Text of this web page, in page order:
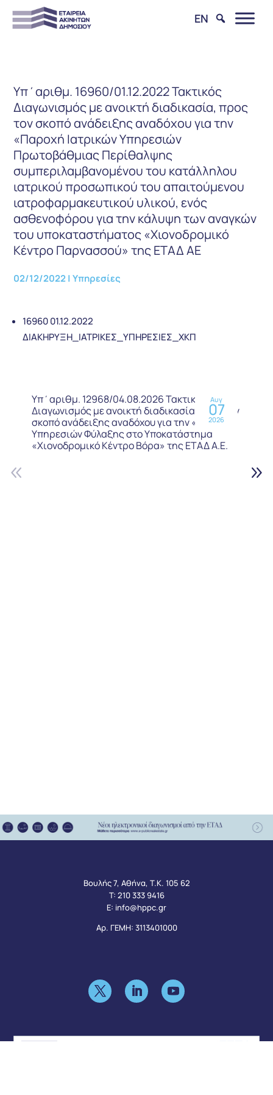
EN
Υπ΄αριθμ. 16960/01.12.2022 Τακτικός
Διαγωνισμός με ανοικτή διαδικασία, προς
τον σκοπό ανάδειξης αναδόχου για την
«Παροχή Ιατρικών Υπηρεσιών
Πρωτοβάθμιας Περίθαλψης
συμπεριλαμβανομένου του κατάλληλου
ιατρικού προσωπικού του απαιτούμενου
ιατροφαρμακευτικού υλικού, ενός
ασθενοφόρου για την κάλυψη των αναγκών
του υποκαταστήματος «Χιονοδρομικό
Κέντρο Παρνασσού» της ΕΤΑΔ ΑΕ
02/12/2022|Υπηρεσίες
16960 01.12.2022
ΔΙΑΚΗΡΥΞΗ_ΙΑΤΡΙΚΕΣ_ΥΠΗΡΕΣΙΕΣ_ΧΚΠ
Αυγ
07
2026
Υπ΄αριθμ. 12968/04.08.2026 Τακτικός
Διαγωνισμός με ανοικτή διαδικασία, προς τον
σκοπό ανάδειξης αναδόχου για την «Παροχή
Υπηρεσιών Φύλαξης στο Υποκατάστημα
«Χιονοδρομικό Κέντρο Βόρα» της ΕΤΑΔ Α.Ε.
Βουλής 7, Αθήνα, Τ.Κ. 105 62
Τ: 210 333 9416
Ε: info@hppc.gr
Αρ. ΓΕΜΗ: 3113401000